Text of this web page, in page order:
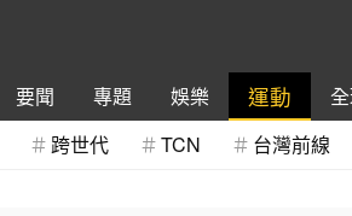
要聞 專題 娛樂 運動
跨世代 TCN 台灣前線